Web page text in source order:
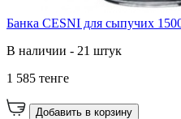
Банка CESNI для сыпучих
В наличии - 21 штук
1 585 тенге
Добавить в корзину